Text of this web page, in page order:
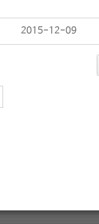
2015-12-09